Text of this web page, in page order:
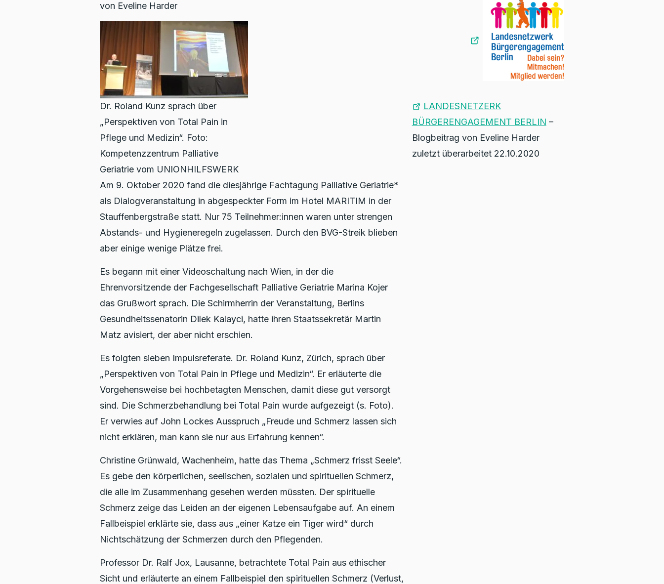
von Eveline Harder
Dr. Roland Kunz sprach über
„Perspektiven von Total Pain in
Pflege und Medizin“. Foto:
Kompetenzzentrum Palliative
Geriatrie vom UNIONHILFSWERK
Am 9. Oktober 2020 fand die diesjährige Fachtagung Palliative Geriatrie*
als Dialogveranstaltung in abgespeckter Form im Hotel MARITIM in der
Stauffenbergstraße statt. Nur 75 Teilnehmer:innen waren unter strengen
Abstands- und Hygieneregeln zugelassen. Durch den BVG-Streik blieben
aber einige wenige Plätze frei.
Es begann mit einer Videoschaltung nach Wien, in der die
Ehrenvorsitzende der Fachgesellschaft Palliative Geriatrie Marina Kojer
das Grußwort sprach. Die Schirmherrin der Veranstaltung, Berlins
Gesundheitssenatorin Dilek Kalayci, hatte ihren Staatssekretär Martin
Matz avisiert, der aber nicht erschien.
Es folgten sieben Impulsreferate. Dr. Roland Kunz, Zürich, sprach über
„Perspektiven von Total Pain in Pflege und Medizin“. Er erläuterte die
Vorgehensweise bei hochbetagten Menschen, damit diese gut versorgt
sind. Die Schmerzbehandlung bei Total Pain wurde aufgezeigt (s. Foto).
Er verwies auf John Lockes Ausspruch „Freude und Schmerz lassen sich
nicht erklären, man kann sie nur aus Erfahrung kennen“.
Christine Grünwald, Wachenheim, hatte das Thema „Schmerz frisst Seele“.
Es gebe den körperlichen, seelischen, sozialen und spirituellen Schmerz,
die alle im Zusammenhang gesehen werden müssten. Der spirituelle
Schmerz zeige das Leiden an der eigenen Lebensaufgabe auf. An einem
Fallbeispiel erklärte sie, dass aus „einer Katze ein Tiger wird“ durch
Nichtschätzung der Schmerzen durch den Pflegenden.
Professor Dr. Ralf Jox, Lausanne, betrachtete Total Pain aus ethischer
Sicht und erläuterte an einem Fallbeispiel den spirituellen Schmerz (Verlust,
LANDESNETZERK
BÜRGERENGAGEMENT BERLIN –
Blogbeitrag von Eveline Harder
zuletzt überarbeitet 22.10.2020